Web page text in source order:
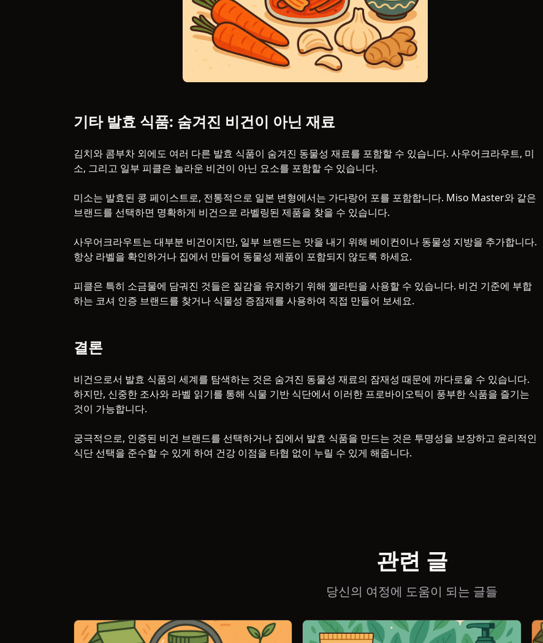
기타 발효 식품: 숨겨진 비건이 아닌 재료
김치와 콤부차 외에도 여러 다른 발효 식품이 숨겨진 동물성 재료를 포함할 수 있습니다. 사우어크라우트, 미
소, 그리고 일부 피클은 놀라운 비건이 아닌 요소를 포함할 수 있습니다.
미소는 발효된 콩 페이스트로, 전통적으로 일본 변형에서는 가다랑어 포를 포함합니다. Miso Master와 같은
브랜드를 선택하면 명확하게 비건으로 라벨링된 제품을 찾을 수 있습니다.
사우어크라우트는 대부분 비건이지만, 일부 브랜드는 맛을 내기 위해 베이컨이나 동물성 지방을 추가합니다.
항상 라벨을 확인하거나 집에서 만들어 동물성 제품이 포함되지 않도록 하세요.
피클은 특히 소금물에 담궈진 것들은 질감을 유지하기 위해 젤라틴을 사용할 수 있습니다. 비건 기준에 부합
하는 코셔 인증 브랜드를 찾거나 식물성 증점제를 사용하여 직접 만들어 보세요.
결론
비건으로서 발효 식품의 세계를 탐색하는 것은 숨겨진 동물성 재료의 잠재성 때문에 까다로울 수 있습니다.
하지만, 신중한 조사와 라벨 읽기를 통해 식물 기반 식단에서 이러한 프로바이오틱이 풍부한 식품을 즐기는
것이 가능합니다.
궁극적으로, 인증된 비건 브랜드를 선택하거나 집에서 발효 식품을 만드는 것은 투명성을 보장하고 윤리적인
식단 선택을 준수할 수 있게 하여 건강 이점을 타협 없이 누릴 수 있게 해줍니다.
관련 글
당신의 여정에 도움이 되는 글들